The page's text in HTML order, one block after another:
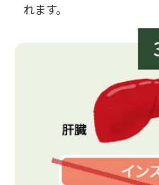
れます。